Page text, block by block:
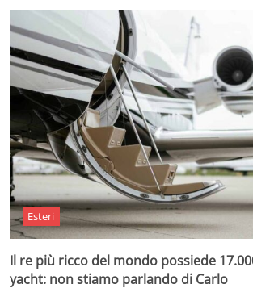
Esteri
Il re più ricco del mondo possiede
yacht: non stiamo parlando di Carlo